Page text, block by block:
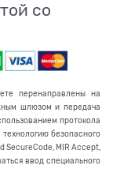
со
перенаправлены на
шлюзом и передача
протокола
безопасного
SecureCode, MIR Accept,
ввод специального